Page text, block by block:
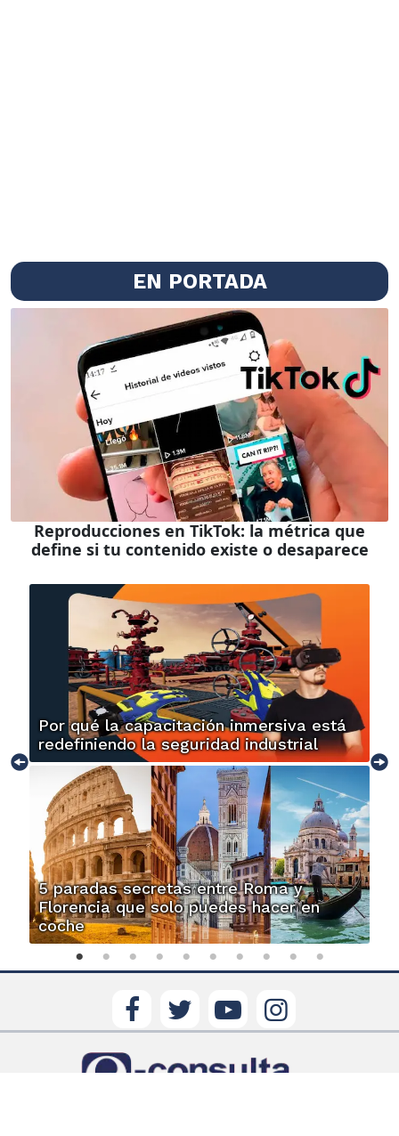
EN PORTADA
Reproducciones en TikTok: la métrica que
define si tu contenido existe o desaparece
Por qué la capacitación inmersiva está
redefiniendo la seguridad industrial
5 paradas secretas entre Roma y
Florencia que solo puedes hacer en
coche